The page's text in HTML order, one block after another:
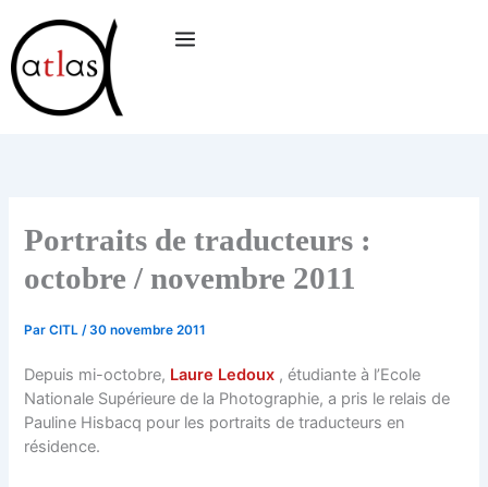
au
contenu
Portraits de traducteurs :
octobre / novembre 2011
ParCITL/30 novembre 2011
Depuis mi-octobre, Laure Ledoux , étudiante à l’Ecole
Nationale Supérieure de la Photographie, a pris le relais de
Pauline Hisbacq pour les portraits de traducteurs en
résidence.